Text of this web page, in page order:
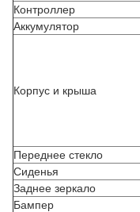
Контроллер
Аккумулятор
Корпус и крыша
Переднее стекло
Сиденья
Заднее зеркало
Бампер